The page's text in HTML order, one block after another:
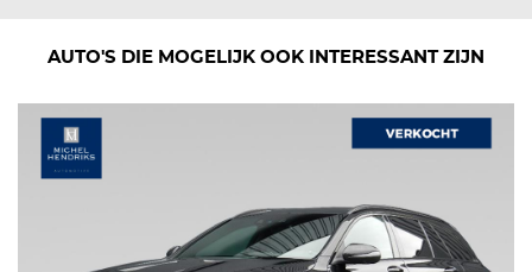
AUTO'S DIE MOGELIJK OOK INTERESSANT ZIJN